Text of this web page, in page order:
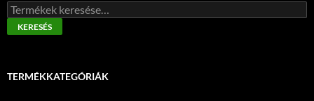
Keresés
a
következőre:
KERESÉS
TERMÉKKATEGÓRIÁK